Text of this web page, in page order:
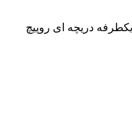
دریچه ای روپیچ